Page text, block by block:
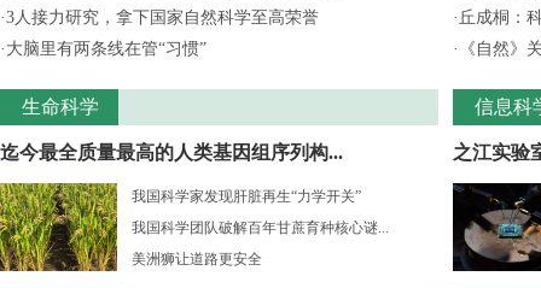
·3人接力研究，拿下国家自然科学至高荣誉
· 大脑里有两条线在管“习惯”
生命科学
迄今最全质量最高的人类基因组序列构...
我国科学家发现肝脏再生“力学开关”
我国科学团队破解百年甘蔗育种核心谜...
美洲狮让道路更安全
· 丘成桐：
·
《自然》
信息科
之江实验